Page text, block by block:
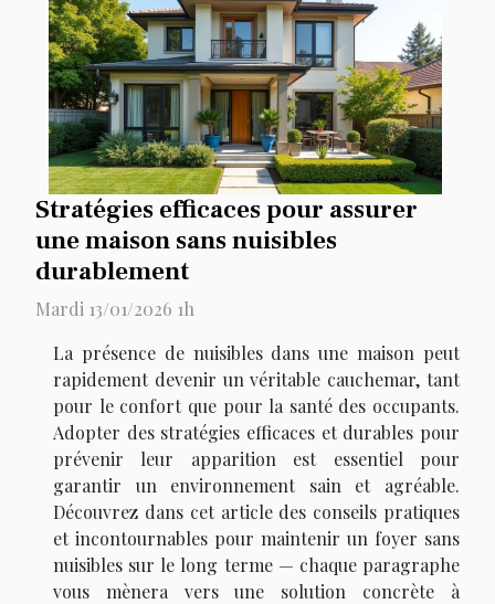
Stratégies efficaces pour assurer
une maison sans nuisibles
durablement
Mardi 13/01/2026 1h
La présence de nuisibles dans une maison peut
rapidement devenir un véritable cauchemar, tant
pour le confort que pour la santé des occupants.
Adopter des stratégies efficaces et durables pour
prévenir leur apparition est essentiel pour
garantir un environnement sain et agréable.
Découvrez dans cet article des conseils pratiques
et incontournables pour maintenir un foyer sans
nuisibles sur le long terme — chaque paragraphe
vous mènera vers une solution concrète à